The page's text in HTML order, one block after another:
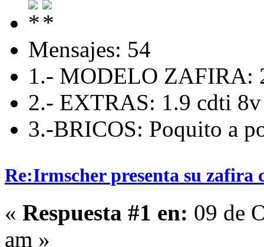
Mensajes: 54
1.- MODELO ZAFIRA:
2.- EXTRAS: 1.9 cdti 8v
3.-BRICOS: Poquito a
Re:Irmscher presenta su zafira
« Respuesta #1 en: 09 de
am »